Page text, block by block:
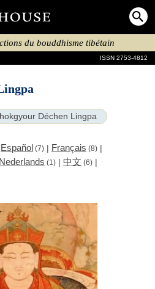
du bouddhisme tibétain
ISSN 2753-4812
Déchen Lingpa
Español (7) | Français (8) |
Nederlands (1) | 中文 (6) |